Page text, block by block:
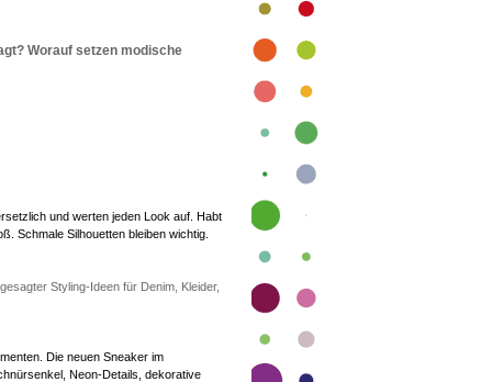
Worauf setzen modische
und werten jeden Look auf. Habt
Schmale Silhouetten bleiben wichtig.
Styling-Ideen für Denim, Kleider,
Die neuen Sneaker im
Neon-Details, dekorative